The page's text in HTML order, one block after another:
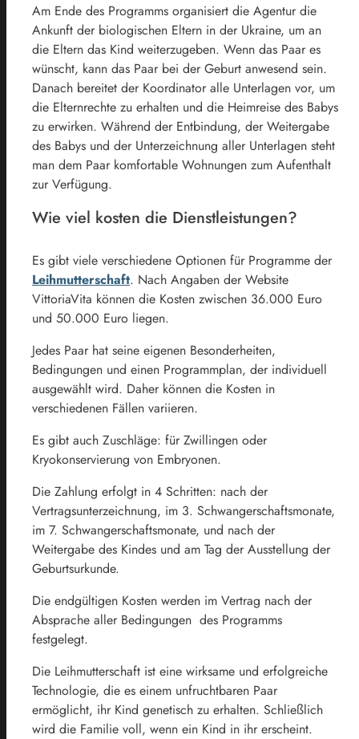
Am Ende des Programms organisiert die Agentur die
Ankunft der biologischen Eltern in der Ukraine, um an
die Eltern das Kind weiterzugeben. Wenn das Paar es
wünscht, kann das Paar bei der Geburt anwesend sein.
Danach bereitet der Koordinator alle Unterlagen vor, um
die Elternrechte zu erhalten und die Heimreise des Babys
zu erwirken. Während der Entbindung, der Weitergabe
des Babys und der Unterzeichnung aller Unterlagen steht
man dem Paar komfortable Wohnungen zum Aufenthalt
zur Verfügung.
Wie viel kosten die Dienstleistungen?
Es gibt viele verschiedene Optionen für Programme der
Leihmutterschaft. Nach Angaben der Website
VittoriaVita können die Kosten zwischen 36.000 Euro
und 50.000 Euro liegen.
Jedes Paar hat seine eigenen Besonderheiten,
Bedingungen und einen Programmplan, der individuell
ausgewählt wird. Daher können die Kosten in
verschiedenen Fällen variieren.
Es gibt auch Zuschläge: für Zwillingen oder
Kryokonservierung von Embryonen.
Die Zahlung erfolgt in 4 Schritten: nach der
Vertragsunterzeichnung, im 3. Schwangerschaftsmonate,
im 7. Schwangerschaftsmonate, und nach der
Weitergabe des Kindes und am Tag der Ausstellung der
Geburtsurkunde.
Die endgültigen Kosten werden im Vertrag nach der
Absprache aller Bedingungen des Programms
festgelegt.
Die Leihmutterschaft ist eine wirksame und erfolgreiche
Technologie, die es einem unfruchtbaren Paar
ermöglicht, ihr Kind genetisch zu erhalten. Schließlich
wird die Familie voll, wenn ein Kind in ihr erscheint.